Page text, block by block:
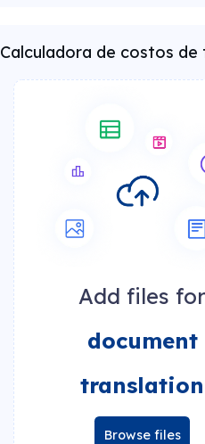
Calculadora de costos de
Add files for
document
translation
Browse files